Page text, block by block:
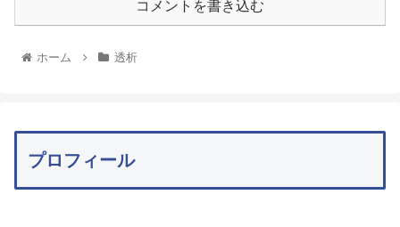
コメントを書き込む
ホーム 透析
プロフィール